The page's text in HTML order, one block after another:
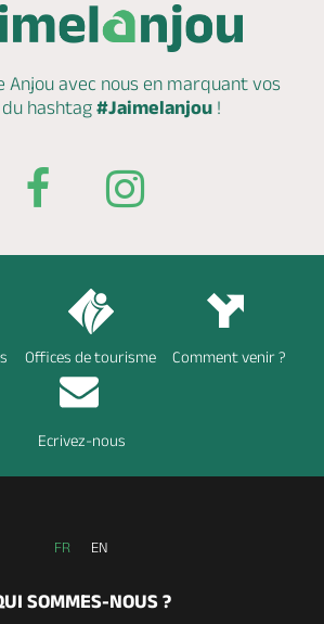
Anjou avec nous en marquantvos
hashtag#Jaimelanjou !
Offices de tourisme Comment venir ?
Ecrivez-nous
FR EN
SOMMES-NOUS ?